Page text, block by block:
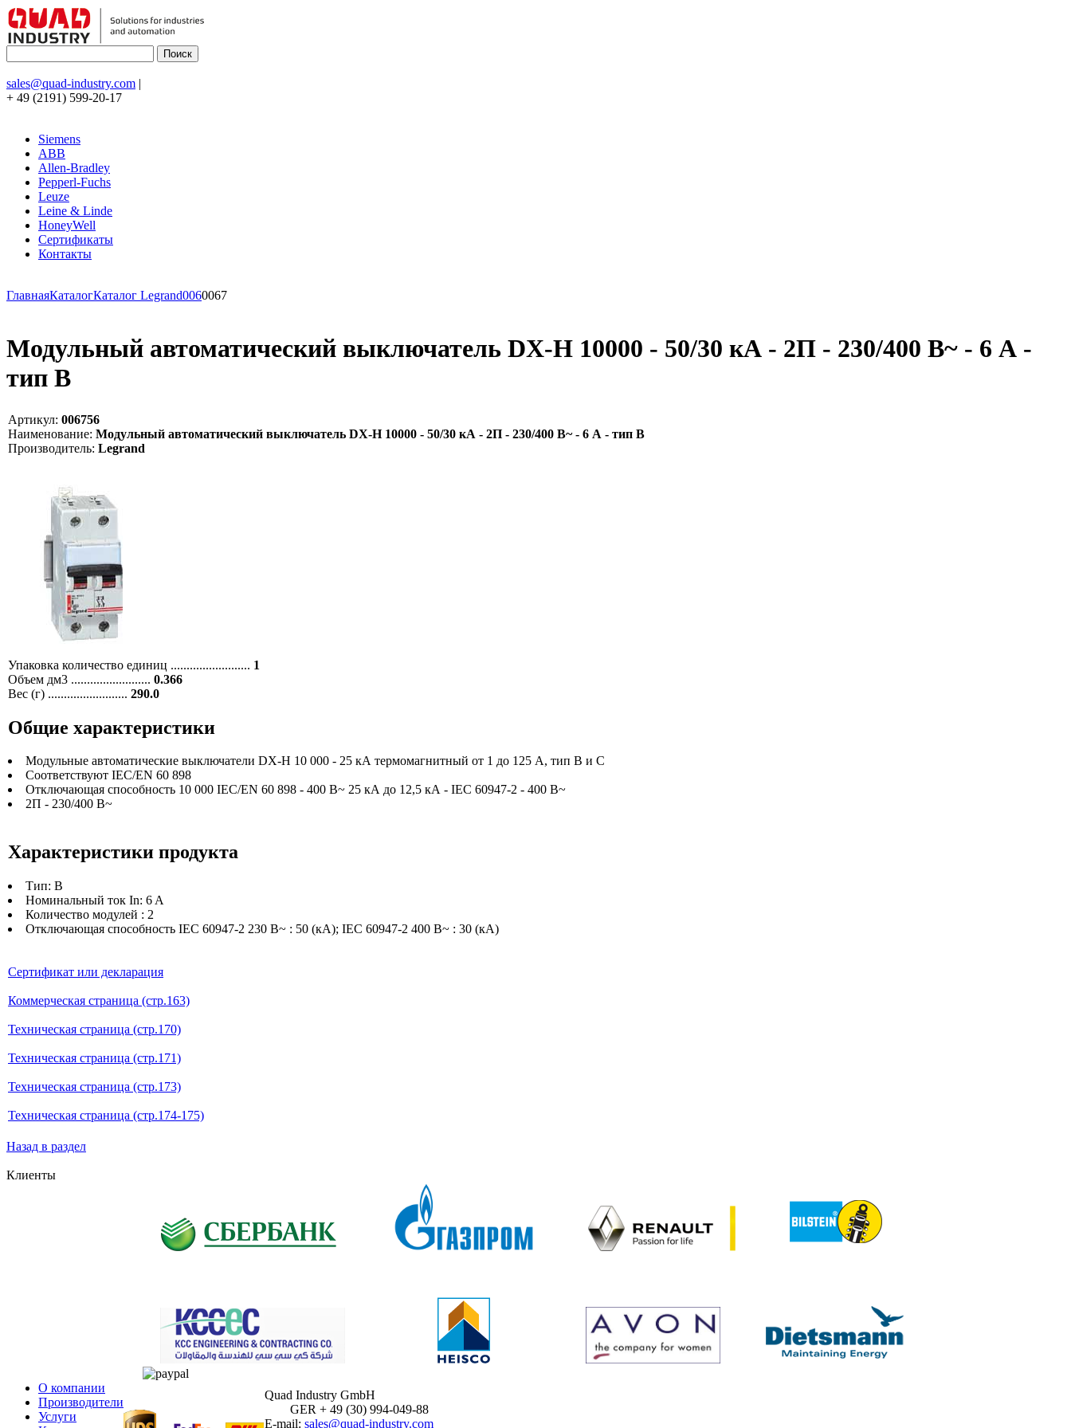
sales@quad-industry.com |
+ 49 (2191) 599-20-17
Siemens
ABB
Allen-Bradley
Pepperl-Fuchs
Leuze
Leine & Linde
HoneyWell
Сертификаты
Контакты
ГлавнаяКаталогКаталог Legrand0060067
Модульный автоматический выключатель DX-H 10000 - 50/30 кА - 2П - 230/400 В~ - 6 А -
тип B
Артикул: 006756
Наименование: Модульный автоматический выключатель DX-H 10000 - 50/30 кА - 2П - 230/400 В~ - 6 А - тип B
Производитель: Legrand
Упаковка количество единиц ......................... 1
Объем дм3 ......................... 0.366
Вес (г) ......................... 290.0
Общие характеристики
Модульные автоматические выключатели DX-H 10 000 - 25 кА термомагнитный от 1 до 125 А, тип B и C
Соответствуют IEC/EN 60 898
Отключающая способность 10 000 IEC/EN 60 898 - 400 В~ 25 кА до 12,5 кА - IEC 60947-2 - 400 В~
2П - 230/400 В~
Характеристики продукта
Тип: B
Номинальный ток In: 6 A
Количество модулей : 2
Отключающая способность IEC 60947-2 230 В~ : 50 (кА); IEC 60947-2 400 В~ : 30 (кА)
Сертификат или декларация
Коммерческая страница (стр.163)
Техническая страница (стр.170)
Техническая страница (стр.171)
Техническая страница (стр.173)
Техническая страница (стр.174-175)
Назад в раздел
Клиенты
О компании
Производители
Услуги
Quad Industry GmbH
GER + 49 (30) 994-049-88
E-mail: sales@quad-industry.com